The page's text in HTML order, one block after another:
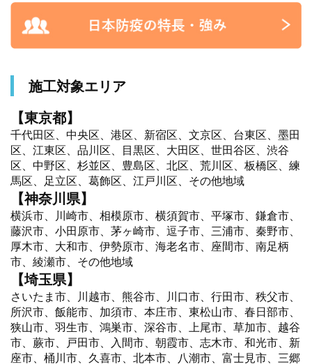
施工対象エリア
【東京都】
千代田区、中央区、港区、新宿区、文京区、台東区、墨田
区、江東区、品川区、目黒区、大田区、世田谷区、渋谷
区、中野区、杉並区、豊島区、北区、荒川区、板橋区、練
馬区、足立区、葛飾区、江戸川区、その他地域
【神奈川県】
横浜市、川崎市、相模原市、横須賀市、平塚市、鎌倉市、
藤沢市、小田原市、茅ヶ崎市、逗子市、三浦市、秦野市、
厚木市、大和市、伊勢原市、海老名市、座間市、南足柄
市、綾瀬市、その他地域
【埼玉県】
さいたま市、川越市、熊谷市、川口市、行田市、秩父市、
所沢市、飯能市、加須市、本庄市、東松山市、春日部市、
狭山市、羽生市、鴻巣市、深谷市、上尾市、草加市、越谷
市、蕨市、戸田市、入間市、朝霞市、志木市、和光市、新
座市、桶川市、久喜市、北本市、八潮市、富士見市、三郷